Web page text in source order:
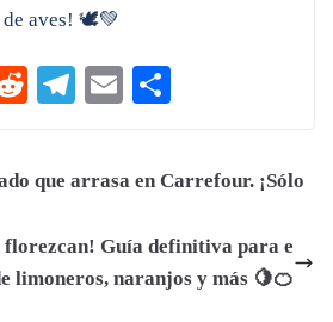
de aves! 🕊️💚
R
t
Te
a
m
E
pa
rti
r
que arrasa en Carrefour. ¡Sólo
florezcan! Guía definitiva para e
limoneros, naranjos y más 🍋🍊